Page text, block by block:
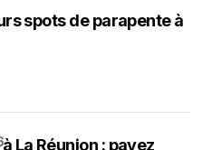
spots de parapente à
La Réunion : payez